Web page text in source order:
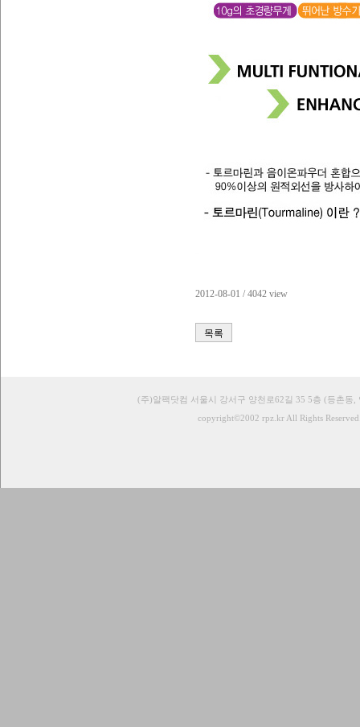
2012-08-01 / 4042 view
목록
(주)알팩닷컴 서울시 강서구 양천로62길 35 5층 (등촌동,
copyright©2002 rpz.kr All Rights